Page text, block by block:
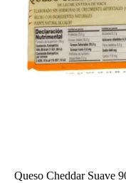
Queso Cheddar Suave